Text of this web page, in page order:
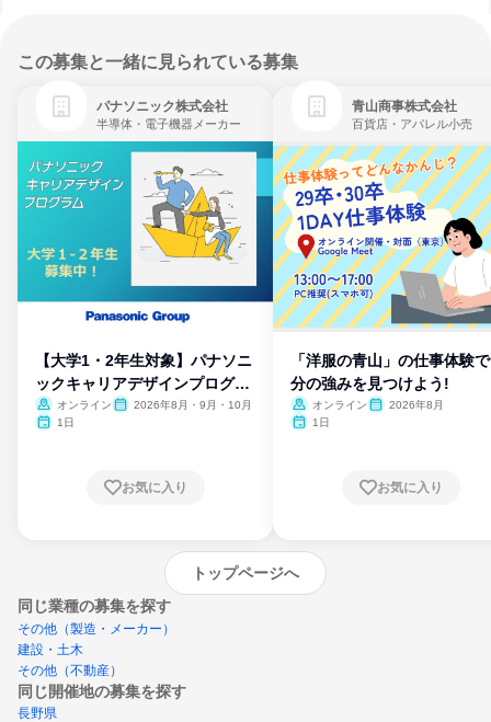
この募集と一緒に見られている募集
パナソニック株式会社
半導体・電子機器メーカー
【大学1・2年生対象】パナソニ
ックキャリアデザインプログラ
ム
オンライン
2026年8月・9月・10月
1日
お気に入り
青山商事株式会社
百貨店・アパレル小売
「洋服の青山」の仕事体験
分の強みを見つけよう!
オンライン
2026年8月
1日
お気に入り
トップページへ
同じ業種の募集を探す
その他（製造・メーカー）
建設・土木
その他（不動産）
同じ開催地の募集を探す
長野県